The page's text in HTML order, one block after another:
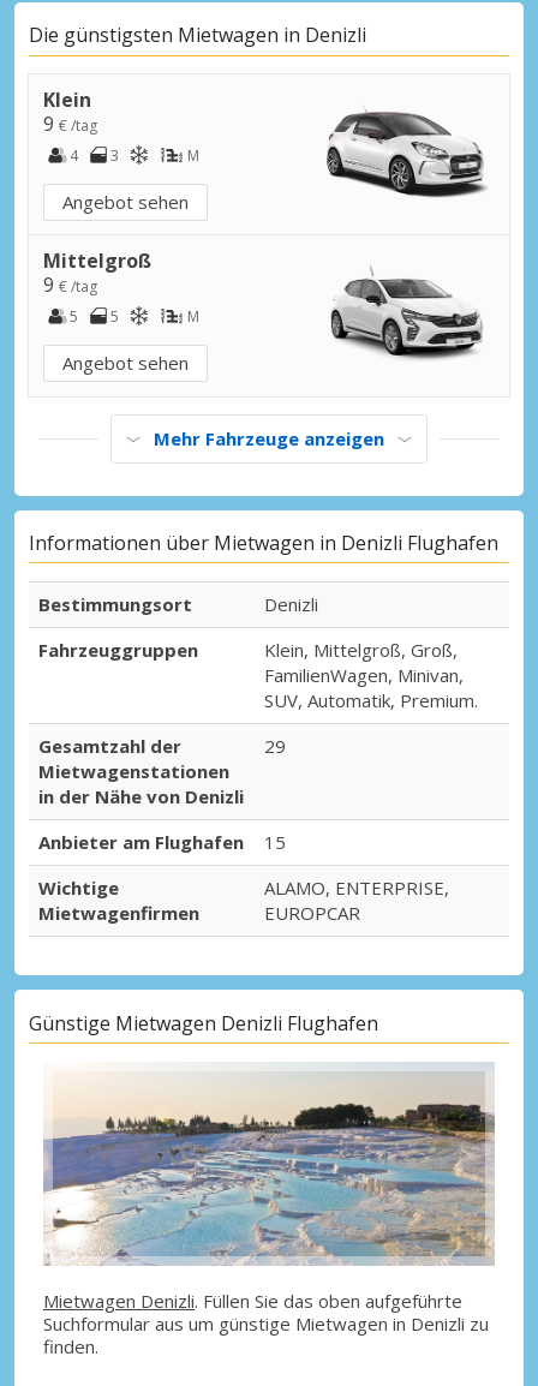
Die günstigsten Mietwagen in Denizli
Klein
9 € /tag
4
3 M
Angebot sehen
Mittelgroß
9 € /tag
5
5 M
Angebot sehen
Mehr Fahrzeuge anzeigen
Informationen über Mietwagen in Denizli Flughafen
Bestimmungsort
Denizli
Fahrzeuggruppen
Klein, Mittelgroß, Groß,
FamilienWagen, Minivan,
SUV, Automatik, Premium.
Gesamtzahl der
Mietwagenstationen
in der Nähe von Denizli
29
Anbieter am Flughafen
15
Wichtige
Mietwagenfirmen
ALAMO, ENTERPRISE,
EUROPCAR
Günstige Mietwagen Denizli Flughafen
Mietwagen Denizli. Füllen Sie das oben aufgeführte
Suchformular aus um günstige Mietwagen in Denizli zu
finden.